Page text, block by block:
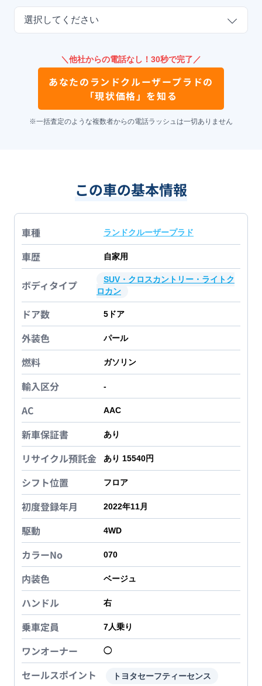
選択してください
＼他社からの電話なし！30秒で完了／
あなたの ランドクルーザープラドの
「現状価格」を知る
※一括査定のような複数者からの電話ラッシュは一切ありません
この車の基本情報
車種 ランドクルーザープラド
車歴 自家用
ボディタイプ
SUV・クロスカントリー・ライトク
ロカン
ドア数 5 ドア
外装色 パール
燃料 ガソリン
輸入区分 -
AC AAC
新車保証書 あり
リサイクル預託金 あり 15540円
シフト位置 フロア
初度登録年月 2022年11月
駆動 4WD
カラーNo 070
内装色 ベージュ
ハンドル 右
乗車定員 7人乗り
ワンオーナー ◯
セールスポイント トヨタセーフティーセンス